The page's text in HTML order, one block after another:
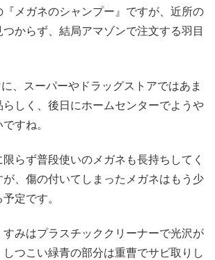
メガネのシャンプー』ですが、近所の
からず、結局アマゾンで注文する羽目
、スーパーやドラッグストアではあま
らしく、後日にホームセンターでようや
すね。
らず普段使いのメガネも長持ちしてく
が、傷の付いてしまったメガネはもう少
定です。
すみはプラスチッククリーナーで光沢が
つこい緑青の部分は重曹でサビ取りし